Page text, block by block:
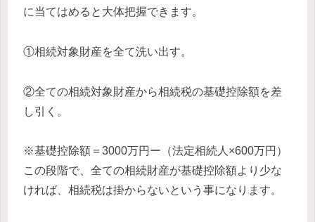
に当てはめると大体把握できます。
①相続対象財産を全て洗い出す。
②全ての相続対象財産から相続税の基礎控除額を差
し引く。
※基礎控除額＝3000万円ー（法定相続人×600万円）
この段階で、全ての相続財産が基礎控除額より少な
ければ、相続税は掛からないという事になります。